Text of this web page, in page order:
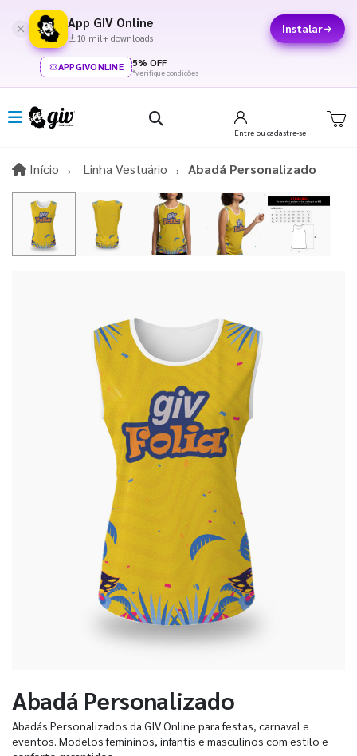
App GIV Online
10 mil+ downloads
Instalar
APPGIVONLINE 5% OFF
*verifique condições
Entre ou cadastre-se
Início InícioLinha Vestuário Abadá Personalizado
Abadá Personalizado
Abadás Personalizados da GIV Online para festas, carnaval e
eventos. Modelos femininos, infantis e masculinos com estilo e